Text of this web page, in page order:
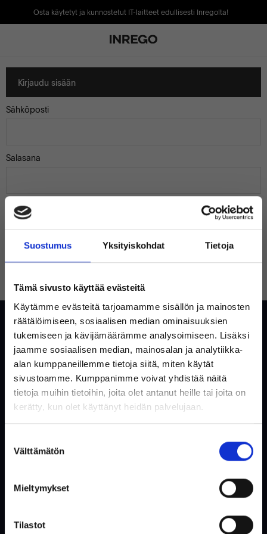
Suostumus Yksityiskohdat Tietoja
Tämä sivusto käyttää evästeitä
Käytämme evästeitä tarjoamamme sisällön ja mainosten
räätälöimiseen, sosiaalisen median ominaisuuksien
tukemiseen ja kävijämäärämme analysoimiseen. Lisäksi
jaamme sosiaalisen median, mainosalan ja analytiikka-
alan kumppaneillemme tietoja siitä, miten käytät
sivustoamme. Kumppanimme voivat yhdistää näitä
tietoja muihin tietoihin, joita olet antanut heille tai joita on
kerätty, kun olet käyttänyt heidän palvelujaan.
valinta
Välttämätön
Mieltymykset
Tilastot
Osta käytetyt ja kunnostetut IT-laitteet edullisesti Inregolta!
Kirjaudu sisään
Sähköposti
Salasana
Muista minut
Asiakaspalvelu
Yleisiä kysymyksiä ja vastauksia
Ota yhteyttä
Verkkokauppa
Tietoa meistä
Ostoehdot
Evästeet & Tietosuojakäytäntö
Tervetuloa Inregon verkkokauppaan!